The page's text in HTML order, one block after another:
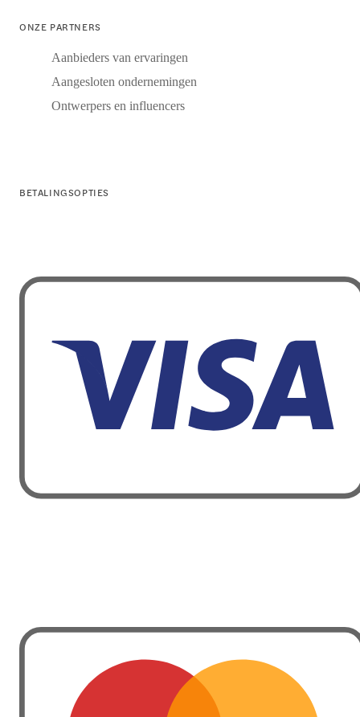
ONZE PARTNERS
Aanbieders van ervaringen
Aangesloten ondernemingen
Ontwerpers en influencers
BETALINGSOPTIES